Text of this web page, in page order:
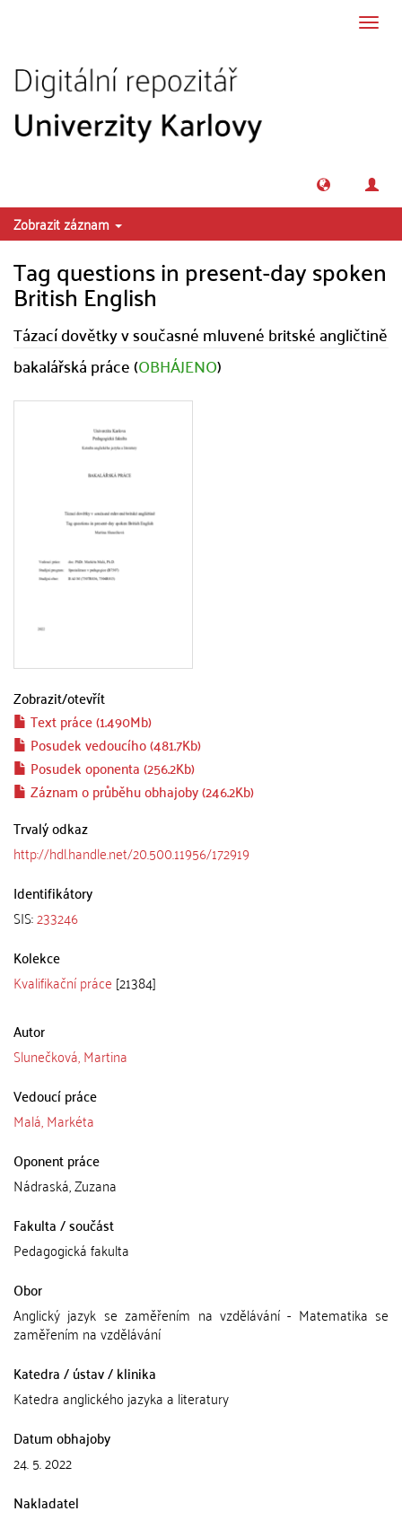
Zobrazit záznam
Tag questions in present-day spoken
British English
Tázací dovětky v současné mluvené britské angličtině
bakalářská práce (OBHÁJENO)
Zobrazit/otevřít
Text práce (1.490Mb)
Posudek vedoucího (481.7Kb)
Posudek oponenta (256.2Kb)
Záznam o průběhu obhajoby (246.2Kb)
Trvalý odkaz
http://hdl.handle.net/20.500.11956/172919
Identifikátory
SIS:233246
Kolekce
Kvalifikační práce [21384]
Autor
Slunečková, Martina
Vedoucí práce
Malá, Markéta
Oponent práce
Nádraská, Zuzana
Fakulta / součást
Pedagogická fakulta
Obor
Anglický jazyk se zaměřením na vzdělávání - Matematika se
zaměřením na vzdělávání
Katedra / ústav / klinika
Katedra anglického jazyka a literatury
Datum obhajoby
24. 5. 2022
Nakladatel